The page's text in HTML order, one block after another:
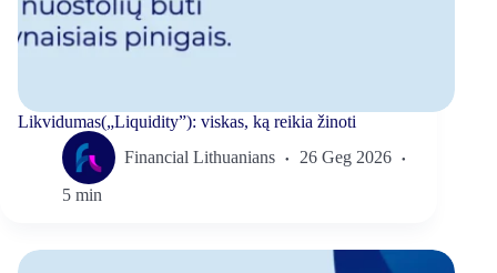
Likvidumas(„Liquidity”): viskas, ką reikia žinoti
Financial Lithuanians
26 Geg 2026
5 min